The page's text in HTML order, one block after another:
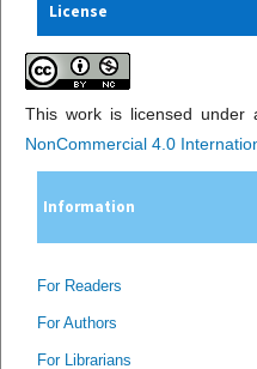
License
This work is licensed under
NonCommercial 4.0
Information
For Readers
For Authors
For Librarians